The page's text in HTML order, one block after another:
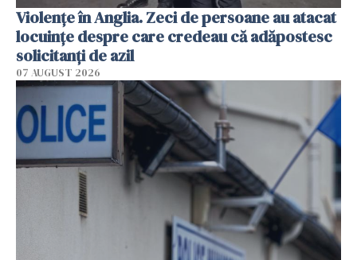
Violenţe în Anglia. Zeci de persoane au atacat
locuinţe despre care credeau că adăpostesc
solicitanţi de azil
07 AUGUST 2026